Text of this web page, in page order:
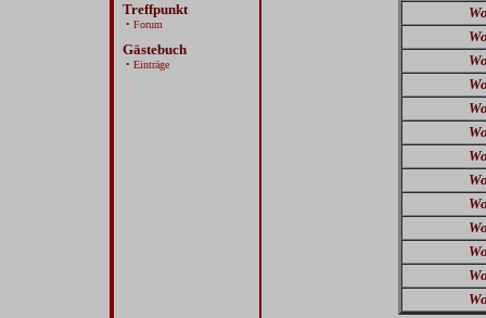
Treffpunkt
• Forum
Gästebuch
• Einträge